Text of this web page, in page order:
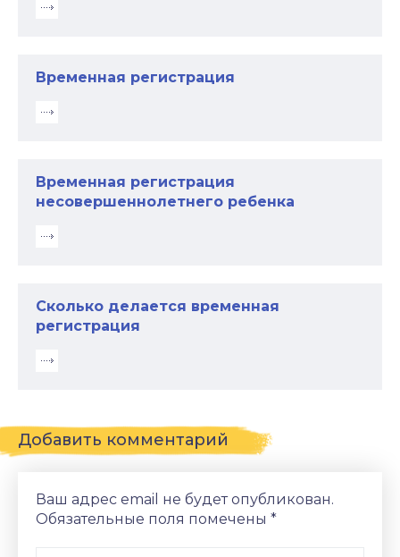
Временная регистрация
Временная регистрация
несовершеннолетнего ребенка
Сколько делается временная
регистрация
Добавить комментарий
Ваш адрес email не будет опубликован.
Обязательные поля помечены *